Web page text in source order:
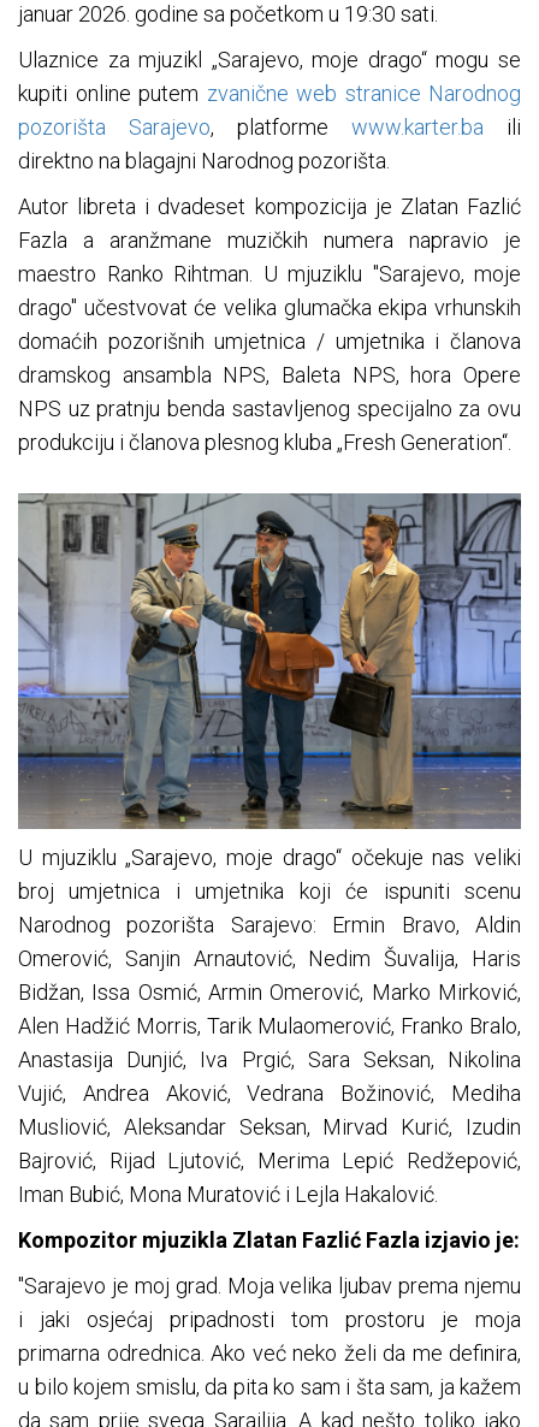
januar 2026. godine sa početkom u 19:30 sati.
Ulaznice za mjuzikl „Sarajevo, moje drago“ mogu se
kupiti online putem zvanične web stranice Narodnog
pozorišta Sarajevo, platforme www.karter.ba ili
direktno na blagajni Narodnog pozorišta.
Autor libreta i dvadeset kompozicija je Zlatan Fazlić
Fazla a aranžmane muzičkih numera napravio je
maestro Ranko Rihtman. U mjuziklu "Sarajevo, moje
drago" učestvovat će velika glumačka ekipa vrhunskih
domaćih pozorišnih umjetnica / umjetnika i članova
dramskog ansambla NPS, Baleta NPS, hora Opere
NPS uz pratnju benda sastavljenog specijalno za ovu
produkciju i članova plesnog kluba „Fresh Generation“.
U mjuziklu „Sarajevo, moje drago“ očekuje nas veliki
broj umjetnica i umjetnika koji će ispuniti scenu
Narodnog pozorišta Sarajevo: Ermin Bravo, Aldin
Omerović, Sanjin Arnautović, Nedim Šuvalija, Haris
Bidžan, Issa Osmić, Armin Omerović, Marko Mirković,
Alen Hadžić Morris, Tarik Mulaomerović, Franko Bralo,
Anastasija Dunjić, Iva Prgić, Sara Seksan, Nikolina
Vujić, Andrea Aković, Vedrana Božinović, Mediha
Musliović, Aleksandar Seksan, Mirvad Kurić, Izudin
Bajrović, Rijad Ljutović, Merima Lepić Redžepović,
Iman Bubić, Mona Muratović i Lejla Hakalović.
Kompozitor mjuzikla Zlatan Fazlić Fazla izjavio je:
"Sarajevo je moj grad. Moja velika ljubav prema njemu
i jaki osjećaj pripadnosti tom prostoru je moja
primarna odrednica. Ako već neko želi da me definira,
u bilo kojem smislu, da pita ko sam i šta sam, ja kažem
da sam prije svega Sarajlija. A kad nešto toliko jako